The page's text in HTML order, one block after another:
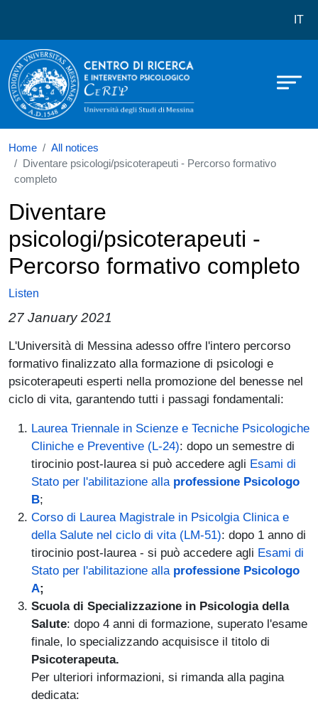
Centro di ricerca e intervento IT
Home
All notices
Diventare psicologi/psicoterapeuti - Percorso formativo
completo
Diventare
psicologi/psicoterapeuti -
Percorso formativo completo
Listen
27 January 2021
Paragrafo
L'Università di Messina adesso offre l'intero percorso
formativo finalizzato alla formazione di psicologi e
psicoterapeuti esperti nella promozione del benesse nel
ciclo di vita, garantendo tutti i passagi fondamentali:
Laurea Triennale in Scienze e Tecniche Psicologiche
Cliniche e Preventive (L-24): dopo un semestre di
tirocinio post-laurea si può accedere agli Esami di
Stato per l'abilitazione alla professione Psicologo
B;
Corso di Laurea Magistrale in Psicolgia Clinica e
della Salute nel ciclo di vita (LM-51): dopo 1 anno di
tirocinio post-laurea - si può accedere agli Esami di
Stato per l'abilitazione alla professione Psicologo
A;
Scuola di Specializzazione in Psicologia della
Salute: dopo 4 anni di formazione, superato l'esame
finale, lo specializzando acquisisce il titolo di
Psicoterapeuta.
Per ulteriori informazioni, si rimanda alla pagina
dedicata: